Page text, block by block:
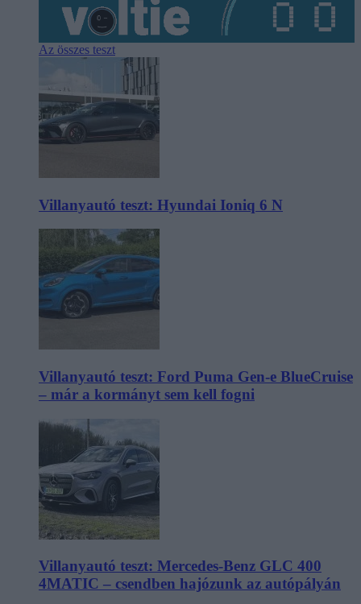
Az összes teszt
Villanyautó teszt: Hyundai Ioniq 6 N
Villanyautó teszt: Ford Puma Gen-e BlueCruise
– már a kormányt sem kell fogni
Villanyautó teszt: Mercedes-Benz GLC 400
4MATIC – csendben hajózunk az autópályán